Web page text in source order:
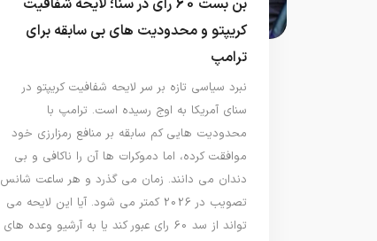
کریپتو و محدودیت های بی سابقه برای
ترامپ
نبرد سیاسی تازه بر سر لایحه شفافیت کریپتو در
سنای آمریکا به اوج رسیده است. ترامپ با
محدودیت هایی کم سابقه بر منافع رمزارزی خود
موافقت کرده، اما دموکرات ها آن را ناکافی و بی
دندان می دانند. زمان می گذرد و هر ساعت شانس
تصویب در 2026 کمتر می شود. آیا این لایحه می
تواند از سد 60 رای عبور کند یا به آرشیو وعده های